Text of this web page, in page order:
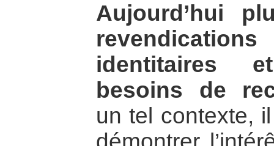
Aujourd’hui
identitaires
besoins de
un tel contexte,